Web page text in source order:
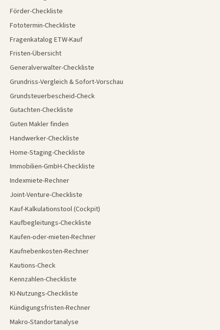
Förder-Checkliste
Fototermin-Checkliste
Fragenkatalog ETW-Kauf
Fristen-Übersicht
Generalverwalter-Checkliste
Grundriss-Vergleich & Sofort-Vorschau
Grundsteuerbescheid-Check
Gutachten-Checkliste
Guten Makler finden
Handwerker-Checkliste
Home-Staging-Checkliste
Immobilien-GmbH-Checkliste
Indexmiete-Rechner
Joint-Venture-Checkliste
Kauf-Kalkulationstool (Cockpit)
Kaufbegleitungs-Checkliste
Kaufen-oder-mieten-Rechner
Kaufnebenkosten-Rechner
Kautions-Check
Kennzahlen-Checkliste
KI-Nutzungs-Checkliste
Kündigungsfristen-Rechner
Makro-Standortanalyse